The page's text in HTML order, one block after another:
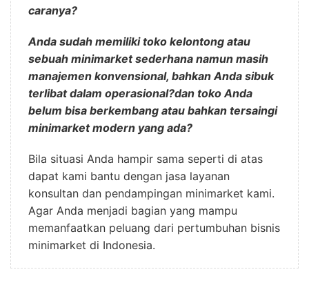
caranya?
Anda sudah memiliki toko kelontong atau
sebuah minimarket sederhana namun masih
manajemen konvensional, bahkan Anda sibuk
terlibat dalam operasional?dan toko Anda
belum bisa berkembang atau bahkan tersaingi
minimarket modern yang ada?
Bila situasi Anda hampir sama seperti di atas
dapat kami bantu dengan jasa layanan
konsultan dan pendampingan minimarket kami.
Agar Anda menjadi bagian yang mampu
memanfaatkan peluang dari pertumbuhan bisnis
minimarket di Indonesia.